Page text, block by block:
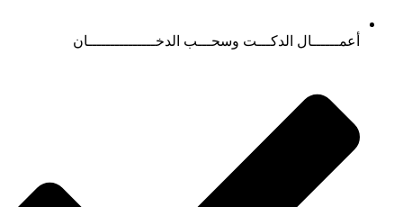
أعمــــــال الدكـــت وسحـــب الدخـــــــــــــــان